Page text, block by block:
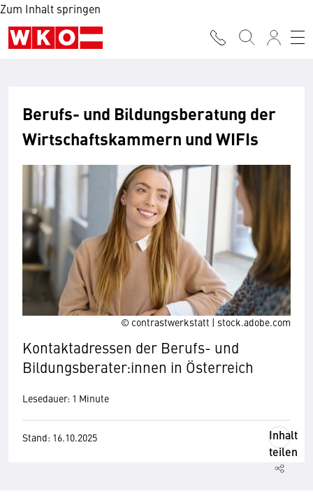
Zum Inhalt springen
© contrastwerkstatt | stock.adobe.com
Berufs- und Bildungsberatung der
Wirtschaftskammern und WIFIs
Kontaktadressen der Berufs- und
Bildungsberater:innen in Österreich
Lesedauer: 1 Minute
Stand: 16.10.2025
Inhalt
teilen